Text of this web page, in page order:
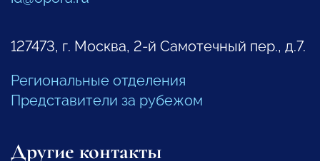
127473, г. Москва, 2-й Самотечный пер., д.7.
Региональные отделения
Представители за рубежом
Другие контакты